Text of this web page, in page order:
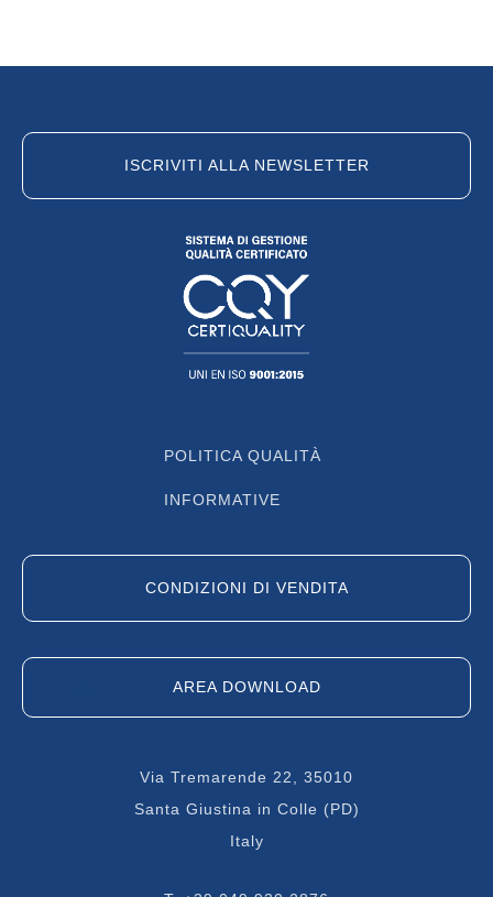
Via Tremarende 22, 35010
Santa Giustina in Colle (PD)
Italy
ISCRIVITI ALLA NEWSLETTER
POLITICA QUALITÀ
INFORMATIVE
CONDIZIONI DI VENDITA
AREA DOWNLOAD